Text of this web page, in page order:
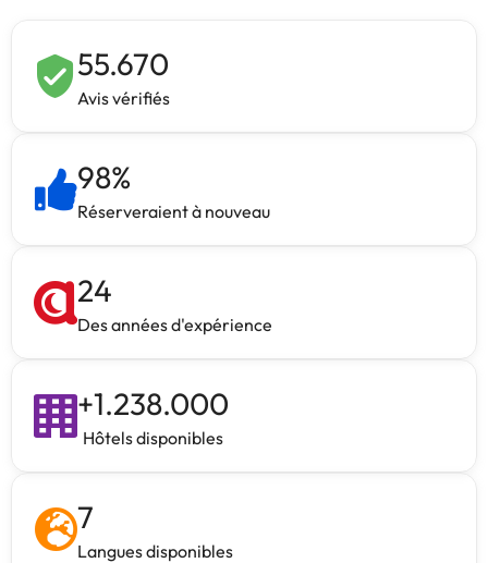
55.670
Avis vérifiés
98%
Réserveraient à nouveau
24
Des années d'expérience
+1.238.000
Hôtels disponibles
7
Langues disponibles